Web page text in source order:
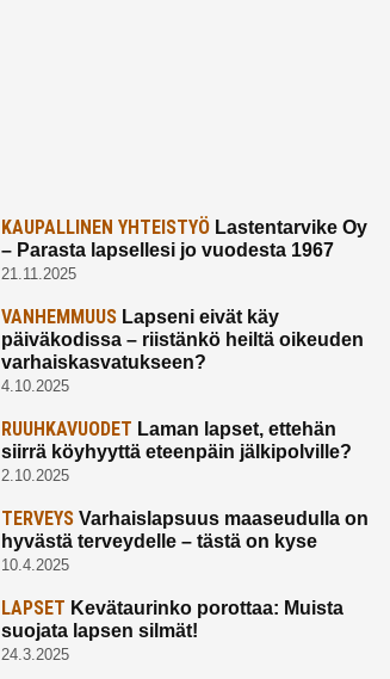
KAUPALLINEN YHTEISTYÖLastentarvike Oy
– Parasta lapsellesi jo vuodesta 1967
21.11.2025
VANHEMMUUSLapseni eivät käy
päiväkodissa – riistänkö heiltä oikeuden
varhaiskasvatukseen?
4.10.2025
RUUHKAVUODET Laman lapset, ettehän
siirrä köyhyyttä eteenpäin jälkipolville?
2.10.2025
TERVEYSVarhaislapsuus maaseudulla on
hyvästä terveydelle – tästä on kyse
10.4.2025
LAPSET Kevätaurinko porottaa: Muista
suojata lapsen silmät!
24.3.2025